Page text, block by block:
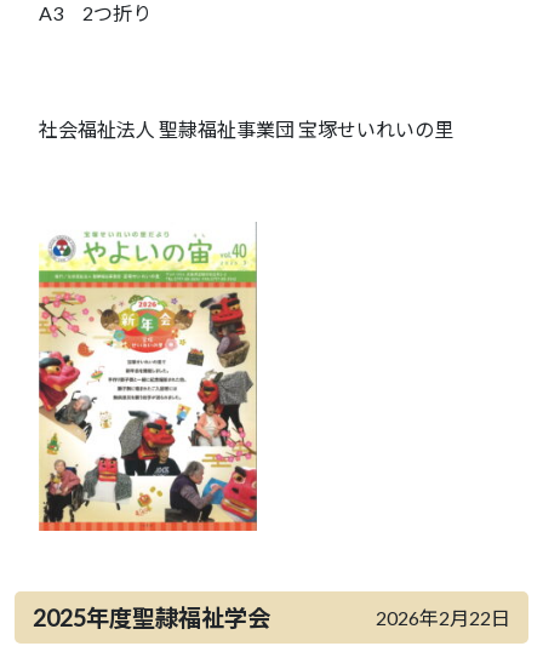
A3 2つ折り
社会福祉法人 聖隷福祉事業団 宝塚せいれいの里
2025年度聖隷福祉学会 2026年2月22日